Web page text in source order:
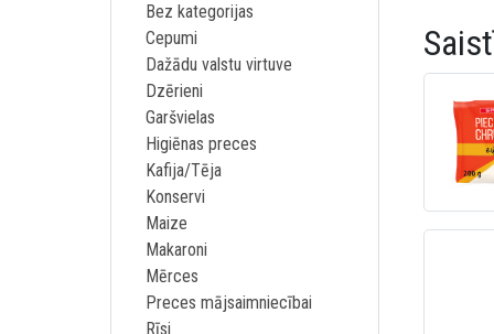
Bez kategorijas
Cepumi
Dažādu valstu virtuve
Dzērieni
Garšvielas
Higiēnas preces
Kafija/Tēja
Konservi
Maize
Makaroni
Mērces
Preces mājsaimniecībai
Rīsi